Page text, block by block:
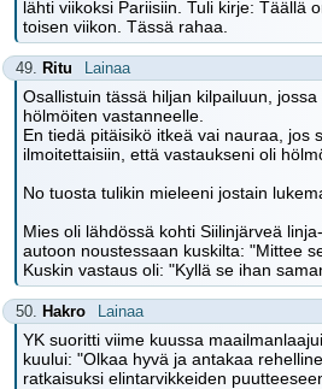
lähti viikoksi Pariisiin. Tuli kirje: Täällä
toisen viikon. Tässä rahaa.
49. Ritu Lainaa
Osallistuin tässä hiljan kilpailuun,
hölmöiten vastanneelle.
En tiedä pitäisikö itkeä vai nauraa, jos
ilmoitettaisiin, että vastaukseni oli
No tuosta tulikin mieleeni jostain
Mies oli lähdössä kohti Siilinjärveä
autoon noustessaan kuskilta: "Mittee
Kuskin vastaus oli: "Kyllä se ihan
50. Hakro Lainaa
YK suoritti viime kuussa
kuului: "Olkaa hyvä ja antakaa
ratkaisuksi elintarvikkeiden